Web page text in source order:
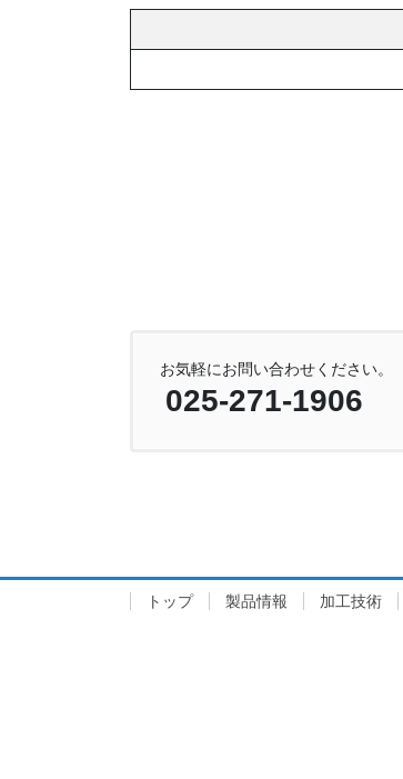
お気軽にお問い合わせください。
025-271-1906
トップ 製品情報 加工技術